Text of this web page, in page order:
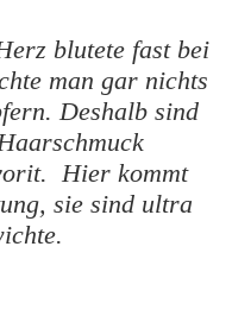
blutete fast bei
man gar nichts
Deshalb sind
Hier kommt
sie sind ultra